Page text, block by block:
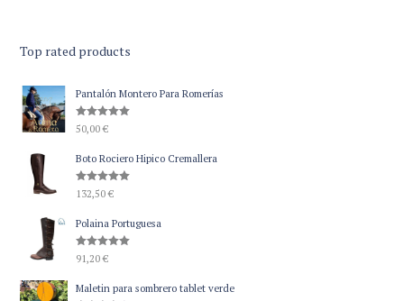
Top rated products
Pantalón Montero Para Romerías
Valorado
con5.00
50,00€
Boto Rociero Hipico Cremallera
Valorado
con5.00
132,50€
Polaina Portuguesa
Valorado
con5.00
91,20€
Maletin para sombrero tablet verde